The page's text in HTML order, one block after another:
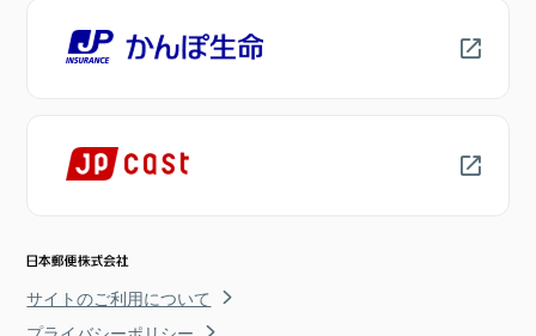
サイトのご利用について